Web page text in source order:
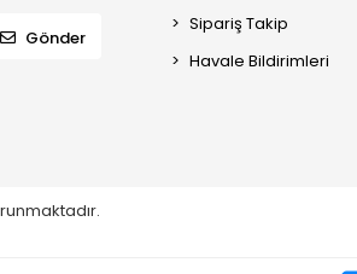
Gönder
Sipariş Takip
Havale Bildirimleri